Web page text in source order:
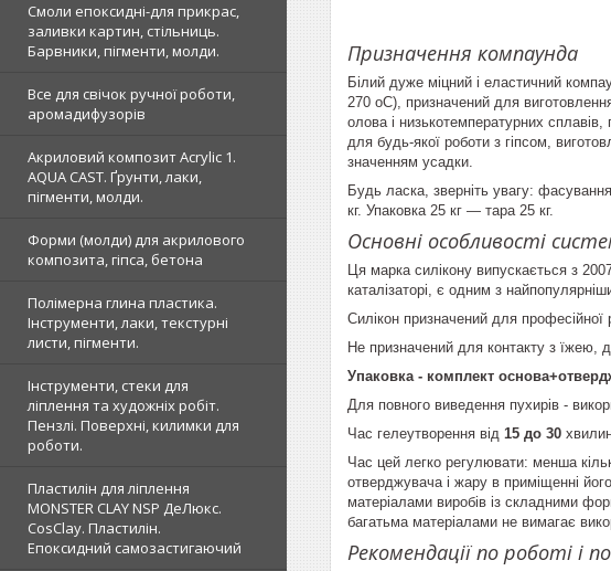
Смоли епоксидні-для прикрас,
заливки картин, стільниць.
Барвники, пігменти, молди.
Все для свічок ручної роботи,
аромадифузорів
Акриловий композит Acrylic 1.
AQUA CAST. Ґрунти, лаки,
пігменти, молди.
Форми (молди) для акрилового
композита, гіпса, бетона
Полімерна глина пластика.
Інструменти, лаки, текстурні
листи, пігменти.
Інструменти, стеки для
ліплення та художніх робіт.
Пензлі. Поверхні, килимки для
роботи.
Пластилін для ліплення
MONSTER CLAY NSP ДеЛюкс.
CosClay. Пластилін.
Епоксидний самозастигаючий
Призначення компаунда
Білий дуже міцний і еластичний
270 оС), призначений для
олова і низькотемпературних
для будь-якої роботи з гіпсом,
значенням усадки.
Будь ласка, зверніть увагу:
кг. Упаковка 25 кг — тара 25 кг.
Основні особливості
Ця марка силікону випускається з
каталізаторі, є одним з
Силікон призначений для професійної
Не призначений для контакту з їжею,
Упаковка - комплект
Для повного виведення пухирів -
Час гелеутворення від 15 до 30
Час цей легко регулювати: менша
отверджувача і жару в приміщенні
матеріалами виробів із складними
багатьма матеріалами не вимагає
Рекомендації по роботі і